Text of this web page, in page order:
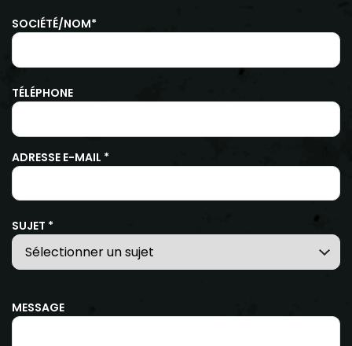
SOCIÉTÉ/NOM*
TÉLÉPHONE
ADRESSE E-MAIL *
SUJET *
MESSAGE